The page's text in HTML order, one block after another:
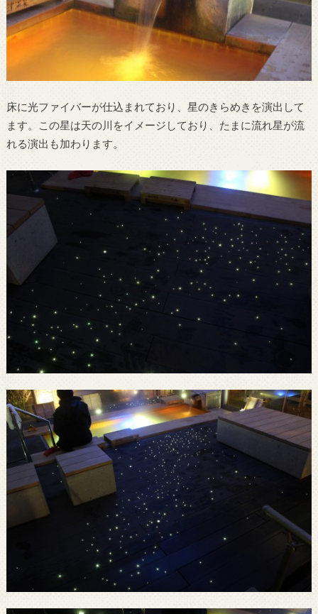
床に光ファイバーが仕込まれており、星のきらめきを演出して
ます。この星は天の川をイメージしており、たまに流れ星が流
れる演出も加わります。